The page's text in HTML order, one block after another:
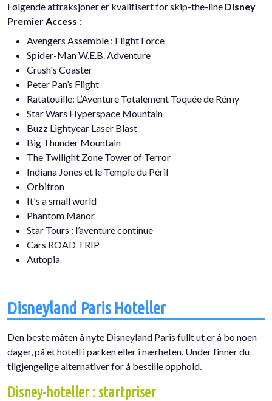
Følgende attraksjoner er kvalifisert for skip-the-line Disney
Premier Access :
Avengers Assemble : Flight Force
Spider-Man W.E.B. Adventure
Crush's Coaster
Peter Pan’s Flight
Ratatouille: L’Aventure Totalement Toquée de Rémy
Star Wars Hyperspace Mountain
Buzz Lightyear Laser Blast
Big Thunder Mountain
The Twilight Zone Tower of Terror
Indiana Jones et le Temple du Péril​
Orbitron
It's a small world
Phantom Manor
Star Tours : l’aventure continue
Cars ROAD TRIP
Autopia
Disneyland Paris Hoteller
Den beste måten å nyte Disneyland Paris fullt ut er å bo noen
dager, på et hotell i parken eller i nærheten. Under finner du
tilgjengelige alternativer for å bestille opphold.
Disney-hoteller : startpriser